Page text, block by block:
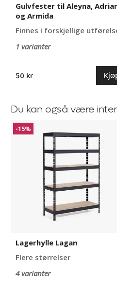
Gulvfester til Aleyna,
og Armida
Finnes i forskjellige
1 varianter
50 kr
Du kan også være
Lagerhylle
Lagan
-15%
Lagerhylle Lagan
Flere størrelser
4 varianter